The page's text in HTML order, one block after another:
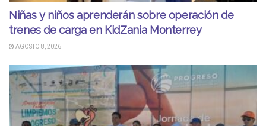
Niñas y niños aprenderán sobre operación de
trenes de carga en KidZania Monterrey
AGOSTO 8, 2026